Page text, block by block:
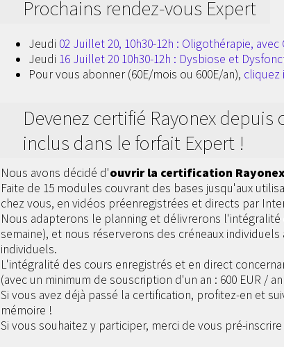
Prochains rendez-vous Expert
Jeudi 02 Juillet 20, 10h30-12h : Oligothérapie, avec
Jeudi 16 Juillet 20 10h30-12h : Dysbiose et
Pour vous abonner (60E/mois ou 600E/an), cliquez
Devenez certifié Rayonex
inclus dans le forfait Expert !
Nous avons décidé d'ouvrir la certification
Faite de 15 modules couvrant des bases jusqu'aux
chez vous, en vidéos préenregistrées et directs par
Nous adapterons le planning et délivrerons
semaine), et nous réserverons des créneaux
individuels.
L'intégralité des cours enregistrés et en direct
(avec un minimum de souscription d'un an : 600 EUR /
Si vous avez déjà passé la certification, profitez-en et
mémoire !
Si vous souhaitez y participer, merci de vous pré-inscrire